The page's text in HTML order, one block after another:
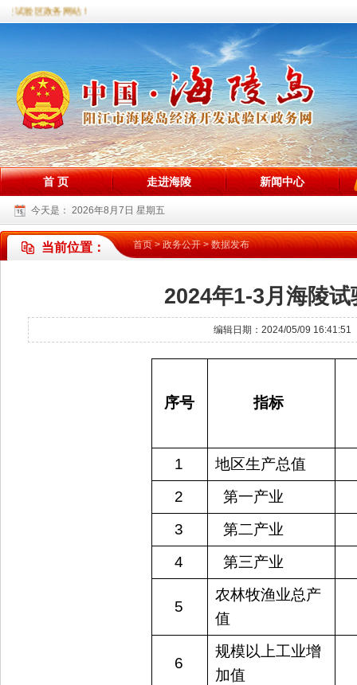
试验区政务网站！
首 页 走进海陵 新闻中心
今天是： 2026年8月7日 星期五
当前位置： 首页>政务公开>数据发布
2024年1-3月海陵
编辑日期：2024/05/09
序号 指标
1
地区生产总值
2
第一产业
3
第二产业
4
第三产业
5
农林牧渔业总产
值
6
规模以上工业增
加值